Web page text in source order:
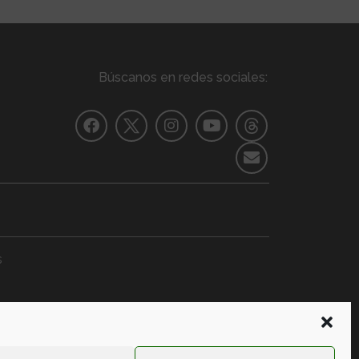
Búscanos en redes sociales: